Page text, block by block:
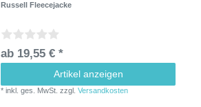
Russell Fleecejacke
ab 19,55 € *
Artikel anzeigen
*inkl. ges. MwSt. zzgl.Versandkosten